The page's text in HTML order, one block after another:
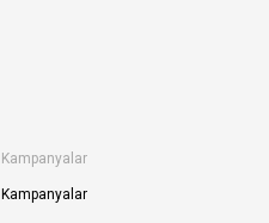
Kampanyalar
Kampanyalar